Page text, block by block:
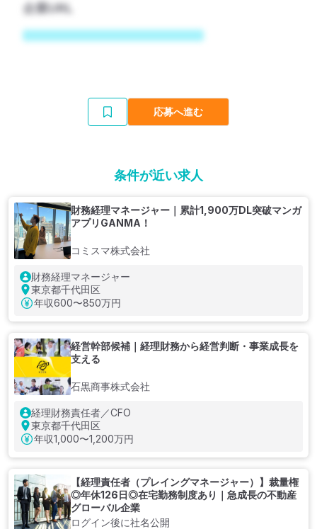
企業URL
応募へ進む
条件が近い求人
財務経理マネージャー｜累計1,900万DL突破マンガ
アプリGANMA！
コミスマ株式会社
財務経理マネージャー
東京都千代田区
年収600〜850万円
経営幹部候補｜経理財務から経営判断・事業成長を
支える
石黒商事株式会社
経理財務責任者／CFO
東京都千代田区
年収1,000〜1,200万円
【経理責任者（プレイングマネージャー）】裁量権
◎年休126日◎在宅勤務制度あり｜急成長の不動産
グローバル企業
ログイン後に社名公開